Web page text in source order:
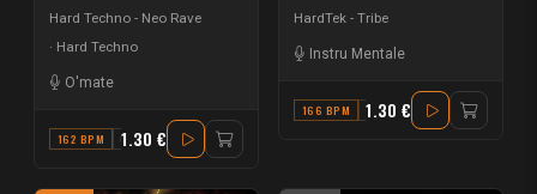
Hard Techno - Neo Rave
Hard Techno
O'mate
162 BPM G MAJOR
1.30 €
HardTek - Tribe
Instru Mentale
166 BPM C#
1.30 €